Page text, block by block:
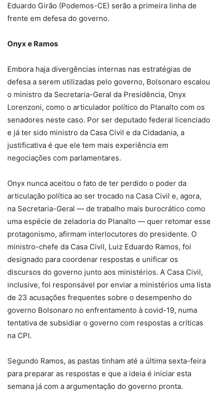
Eduardo Girão (Podemos-CE) serão a primeira linha de
frente em defesa do governo.
Onyx e Ramos
Embora haja divergências internas nas estratégias de
defesa a serem utilizadas pelo governo, Bolsonaro escalou
o ministro da Secretaria-Geral da Presidência, Onyx
Lorenzoni, como o articulador político do Planalto com os
senadores neste caso. Por ser deputado federal licenciado
e já ter sido ministro da Casa Civil e da Cidadania, a
justificativa é que ele tem mais experiência em
negociações com parlamentares.
Onyx nunca aceitou o fato de ter perdido o poder da
articulação política ao ser trocado na Casa Civil e, agora,
na Secretaria-Geral — de trabalho mais burocrático como
uma espécie de zeladoria do Planalto — quer retomar esse
protagonismo, afirmam interlocutores do presidente. O
ministro-chefe da Casa Civil, Luiz Eduardo Ramos, foi
designado para coordenar respostas e unificar os
discursos do governo junto aos ministérios. A Casa Civil,
inclusive, foi responsável por enviar a ministérios uma lista
de 23 acusações frequentes sobre o desempenho do
governo Bolsonaro no enfrentamento à covid-19, numa
tentativa de subsidiar o governo com respostas a críticas
na CPI.
Segundo Ramos, as pastas tinham até a última sexta-feira
para preparar as respostas e que a ideia é iniciar esta
semana já com a argumentação do governo pronta.